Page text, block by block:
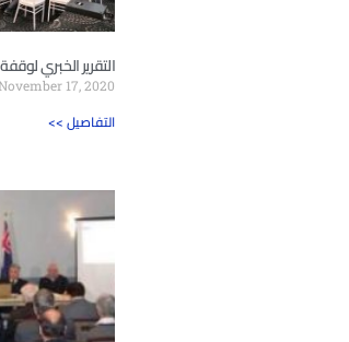
التقرير الخبري
November 17, 2020
<< التفاصيل